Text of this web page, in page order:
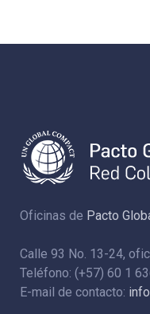
Oficinas de Pacto
Calle 93 No. 13-24,
Teléfono: (+57) 60 1
E-mail de contacto: